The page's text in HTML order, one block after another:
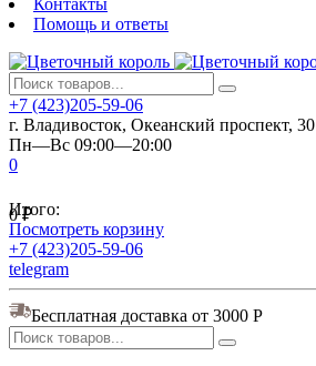
Контакты
Помощь и ответы
+7 (423)205-59-06
г. Владивосток, Океанский проспект, 30
Пн—Вс 09:00—20:00
0
0₽
Итого:
Посмотреть корзину
+7 (423)205-59-06
telegram
Бесплатная доставка от 3000 Р